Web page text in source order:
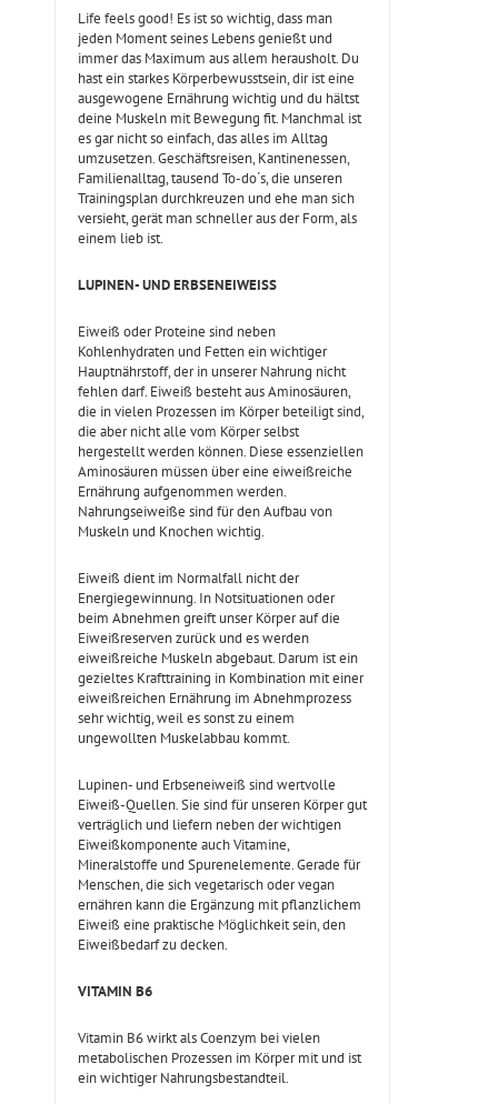
Life feels good! Es ist so wichtig, dass man
jeden Moment seines Lebens genießt und
immer das Maximum aus allem herausholt. Du
hast ein starkes Körperbewusstsein, dir ist eine
ausgewogene Ernährung wichtig und du hältst
deine Muskeln mit Bewegung fit. Manchmal ist
es gar nicht so einfach, das alles im Alltag
umzusetzen. Geschäftsreisen, Kantinenessen,
Familienalltag, tausend To-do´s, die unseren
Trainingsplan durchkreuzen und ehe man sich
versieht, gerät man schneller aus der Form, als
einem lieb ist.
LUPINEN- UND ERBSENEIWEISS
Eiweiß oder Proteine sind neben
Kohlenhydraten und Fetten ein wichtiger
Hauptnährstoff, der in unserer Nahrung nicht
fehlen darf. Eiweiß besteht aus Aminosäuren,
die in vielen Prozessen im Körper beteiligt sind,
die aber nicht alle vom Körper selbst
hergestellt werden können. Diese essenziellen
Aminosäuren müssen über eine eiweißreiche
Ernährung aufgenommen werden.
Nahrungseiweiße sind für den Aufbau von
Muskeln und Knochen wichtig.
Eiweiß dient im Normalfall nicht der
Energiegewinnung. In Notsituationen oder
beim Abnehmen greift unser Körper auf die
Eiweißreserven zurück und es werden
eiweißreiche Muskeln abgebaut. Darum ist ein
gezieltes Krafttraining in Kombination mit einer
eiweißreichen Ernährung im Abnehmprozess
sehr wichtig, weil es sonst zu einem
ungewollten Muskelabbau kommt.
Lupinen- und Erbseneiweiß sind wertvolle
Eiweiß-Quellen. Sie sind für unseren Körper gut
verträglich und liefern neben der wichtigen
Eiweißkomponente auch Vitamine,
Mineralstoffe und Spurenelemente. Gerade für
Menschen, die sich vegetarisch oder vegan
ernähren kann die Ergänzung mit pflanzlichem
Eiweiß eine praktische Möglichkeit sein, den
Eiweißbedarf zu decken.
VITAMIN B6
Vitamin B6 wirkt als Coenzym bei vielen
metabolischen Prozessen im Körper mit und ist
ein wichtiger Nahrungsbestandteil.